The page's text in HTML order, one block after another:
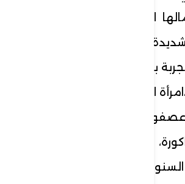
الذي تكشف لي في
البرودة ، تمنيت أن
بالعشق والرسم ، كي
استثنائية، همست،
يبني عشهُ في
ما تلك الدموع في
العجاف وأنت على